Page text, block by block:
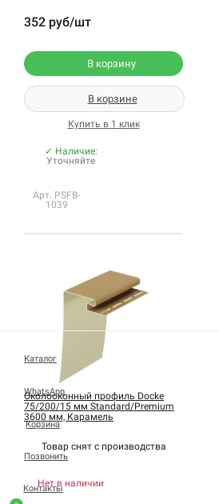
Каталог
WhatsApp
Корзина
Позвонить
Контакты
352 руб/шт
В корзину
В корзине
Купить в 1 клик
✓ Наличие:
Уточняйте
Арт. PSFB-
1039
Околооконный профиль Docke
75/200/15 мм Standard/Premium
3600 мм, Карамель
Товар снят с производства
Нет в наличии